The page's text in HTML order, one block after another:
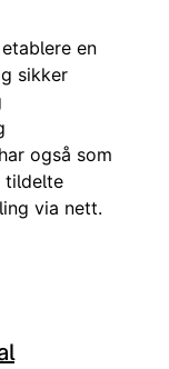
en
sikker
også som
tildelte
via nett.